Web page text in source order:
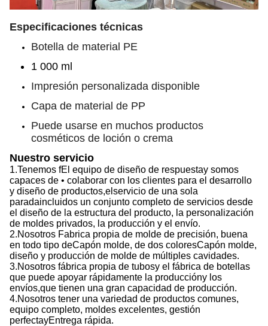
Especificaciones técnicas
Botella de material PE
1 000 ml
Impresión personalizada disponible
Capa de material de PP
Puede usarse en muchos productos
cosméticos de loción o crema
Nuestro servicio
1.Tenemos fEl equipo de diseño de respuestay somos
capaces de • colaborar con los clientes para el desarrollo
y diseño de productos,el servicio de una sola
paradaincluidos un conjunto completo de servicios desde
el diseño de la estructura del producto, la personalización
de moldes privados, la producción y el envío.
2.Nosotros Fabrica propia de molde de precisión, buena
en todo tipo deCapón molde, de dos coloresCapón molde,
diseño y producción de molde de múltiples cavidades.
3.Nosotros fábrica propia de tubosy el fábrica de botellas
que puede apoyar rápidamente la produccióny los
envíos,que tienen una gran capacidad de producción.
4.Nosotros tener una variedad de productos comunes,
equipo completo, moldes excelentes, gestión
perfectayEntrega rápida.